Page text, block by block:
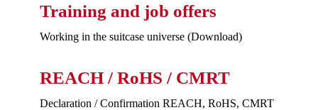
Training and job offers
Working in the suitcase universe (Download)
REACH / RoHS / CMRT
Declaration / Confirmation REACH, RoHS, CMRT